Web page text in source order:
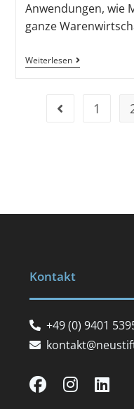
Anwendungen, wie
ganze
Weiterlesen
1
Kontakt
+49 (0) 9401